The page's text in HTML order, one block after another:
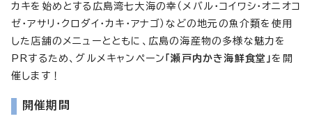
カキを始めとする広島湾七大海の幸（メバル・コイワシ・オニオコ
ゼ・アサリ・クロダイ・カキ・アナゴ）などの地元の魚介類を使用
した店舗のメニューとともに、広島の海産物の多様な魅力を
PRするため、グルメキャンペーン 「瀬戸内かき海鮮食堂」 を開
催します！
開催期間